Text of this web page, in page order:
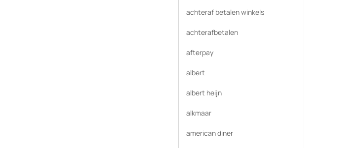
achteraf betalen winkels
achterafbetalen
afterpay
albert
albert heijn
alkmaar
american diner